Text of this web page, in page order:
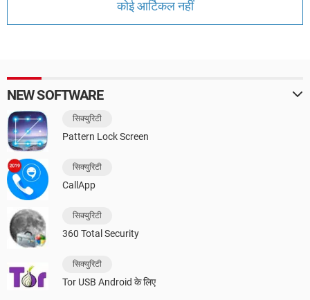
कोई आर्टिकल नहीं
NEW SOFTWARE
सिक्युरिटी
Pattern Lock Screen
सिक्युरिटी
CallApp
सिक्युरिटी
360 Total Security
सिक्युरिटी
Tor USB Android के लिए